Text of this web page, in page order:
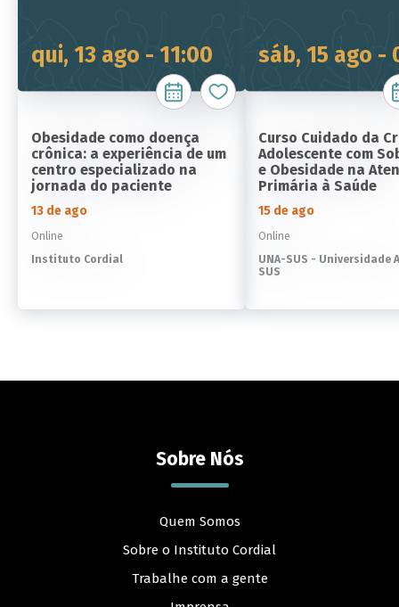
qui, 13 ago - 11:00
Obesidade como doença
crônica: a experiência de um
centro especializado na
jornada do paciente
13 de ago
Online
Instituto Cordial
sáb, 15 ago -
Curso Cuidado da
Adolescente com
e Obesidade na
Primária à Saúde
15 de ago
Online
UNA-SUS - Universidade
SUS
Sobre Nós
Quem Somos
Sobre o Instituto Cordial
Trabalhe com a gente